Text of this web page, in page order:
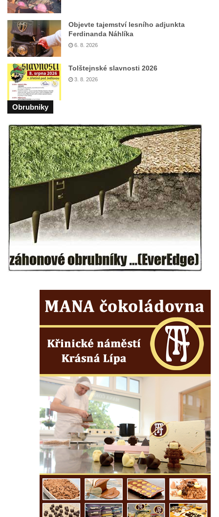
v Pnětlukách u Podsedic
Sloup Panny Marie jižně od Ploskovic
Sloup svatého Jana Nepomuckého v
Budyni nad Ohří
Sloup Panny Marie v klášteře v Oseku
Sloup Panny Marie se sochami svatého
Jana Nepomuckého a svatého Vavřince ve
Chcebuzi
Sloup Panny Marie na Mírovém náměstí v
Lounech
Sloup se sochou Piety u hřbitova ve
Strupčicích
Sloup Nejsvětější Trojice na rozcestí v
Hošnicích
Sloup Panny Marie v Třebenicích
Sloup s kaplicí (boží muka) u kostela
svatého Stanislava v Měrunicích
Sloup Panny Marie v klášteře v Oseku
Sloup s reliéfem Panny Marie v Oseku
Sloup svatého Prokopa na 2. náměstí v
Mostě
Sloup s kaplicí (boží muka) v ulici ČSLA v
Bohušovicích nad Ohří
Sloup svatého Antonína Paduánského u
České Lípy
Sloup svatého Václava na Václavském
náměstí v Lovosicích
Sloup svatého Jana Nepomuckého v
Žibřidicích
Sloup svatého Jana Nepomuckého v
Janské
Sloup svatého Jana Nepomuckého v
Roudnici nad Labem
Sloup se sochou svatého Vavřince v
Objevte tajemství lesního adjunkta
Ferdinanda Náhlíka
6. 8. 2026
Tolštejnské slavnosti 2026
3. 8. 2026
Obrubniky